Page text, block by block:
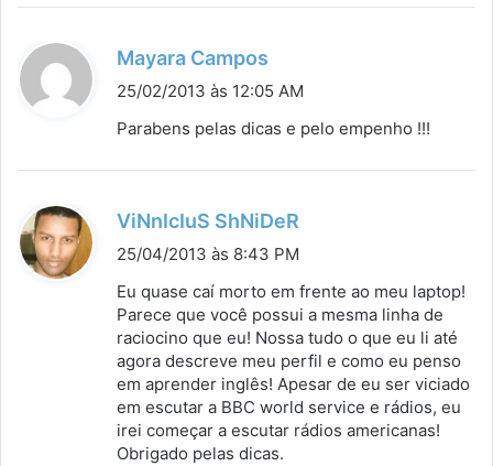
Mayara Campos
i
e
25/02/2013 às 12:05 AM
Parabens pelas dicas e pelo empenho !!!
ViNnIcIuS ShNiDeR
s
e
:
25/04/2013 às 8:43 PM
Eu quase caí morto em frente ao meu laptop!
Parece que você possui a mesma linha de
raciocino que eu! Nossa tudo o que eu li até
agora descreve meu perfil e como eu penso
em aprender inglês! Apesar de eu ser viciado
em escutar a BBC world service e rádios, eu
irei começar a escutar rádios americanas!
Obrigado pelas dicas.